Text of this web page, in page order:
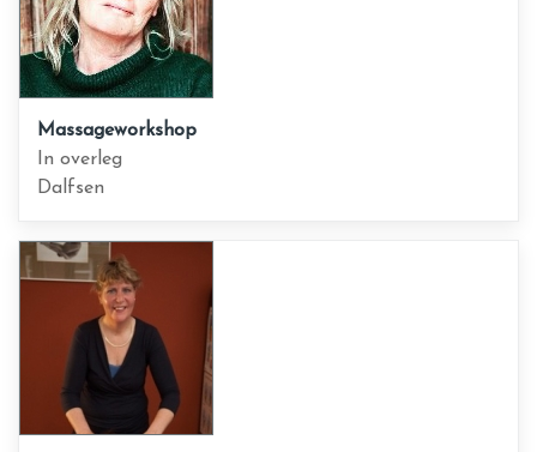
Massageworkshop
In overleg
Dalfsen